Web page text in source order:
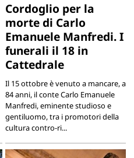
Cordoglio per la
morte di Carlo
Emanuele Manfredi. I
funerali il 18 in
Cattedrale
Il 15 ottobre è venuto a mancare, a
84 anni, il conte Carlo Emanuele
Manfredi, eminente studioso e
gentiluomo, tra i promotori della
cultura contro-ri...